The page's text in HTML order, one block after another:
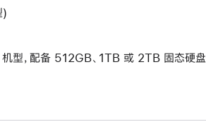
)
，配备 512GB、1TB 或 2TB 固态硬盘